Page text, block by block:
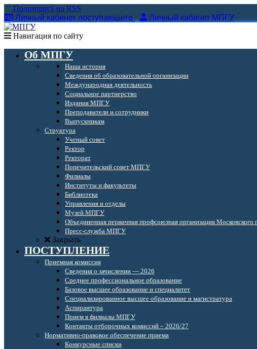
Подпишись на RSS
Личный кабинет поступающего
Личный кабинет МПГУ
Навигация по сайту
Об МПГУ
Наша история
Сведения об образовательной организации
Международная деятельность
Социальное партнерство
Издания МПГУ
Преподаватели и сотрудники
Выпускникам
Структура
Ученый совет
Ректор
Ректорат
Попечительский совет МПГУ
Филиалы
Институты и факультеты
Библиотека
Управления и отделы
Музей МПГУ
Объединенная первичная профсоюзная организация
Пресс-служба МПГУ
Закрыть
ПОСТУПЛЕНИЕ
Приемная комиссия
Сведения о зачислении — 2026
Среднее профессиональное образование
Базовое высшее образование и специалитет
Специализированное высшее образование и магистратура
Аспирантура
Прием в филиалы МПГУ
Контакты отборочных комиссий – 2026/27
Нормативно-правовое обеспечение приема
Конкурсные списки